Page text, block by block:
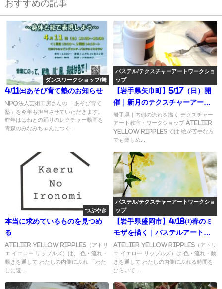
おすすめの記事
ダンスワークショップ/舞
4/11㈯あそび育て塾のお知らせ
NPO法人芸術工房さんの 「あそび育て
塾」を今年も担当させていただきます。
昨年ははねとの踊りのレクチャー動画を
青森のみなみちゃんにつく...
パステル/テクスチャーアートワークショ
ップ
【岩手県矢巾町】5/17（日）開
催｜新月のテクスチャーアート
ワークショップのお知らせ
岩手県｜内側の流れを描く テクスチャー
アート教室・ワークショップ Atelier
yellow ripples では 絵が苦手な方
でも楽しめ...
つぶやき
本当に求めているものを見つめ
る
Atelier yellow ripples（アトリ
エ イエロー リップルズ）は、 色・流れ・
動きを通して わたしの内側にふれ 「わた
しに還...
パステル/テクスチャーアートワークショ
ップ
【岩手県盛岡市】4/18㈯春のミ
モザを描く｜パステルアートと
精油の香りギフト
Atelier yellow ripples（アトリ
エ イエロー リップルズ）は 色・流れ・動
きを通して わたしの内側にふれる時間を
ひらいて...